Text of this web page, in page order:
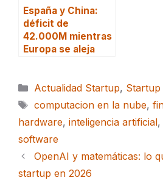
España y China:
déficit de
42.000M mientras
Europa se aleja
Categorías
Actualidad Startup, Startup
Etiquetas
computacion en la nube,
hardware, inteligencia artificial,
software
OpenAI y matemáticas: lo
startup en 2026